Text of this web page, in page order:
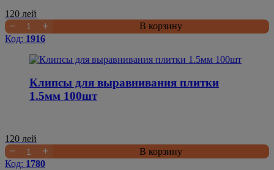
120 лей
− +
В корзину
Код: 1916
Клипсы для выравнивания плитки
1.5мм 100шт
120 лей
− +
В корзину
Код: 1780